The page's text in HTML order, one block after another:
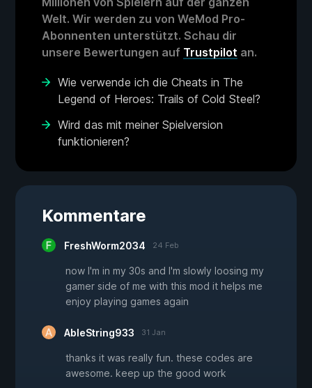
Welt. Wir werden zu von WeMod Pro-
Abonnenten unterstützt. Schau dir
unsere Bewertungen auf Trustpilot an.
Wie verwende ich die Cheats in The
Legend of Heroes: Trails of Cold Steel?
Wird das mit meiner Spielversion
funktionieren?
Kommentare
FreshWorm2034 24 Feb
now I'm in my 30s and I'm slowly loosing my
gamer side of me with this mod it helps me
enjoy playing games again
AbleString933 31 Jan
thanks it was really fun. these codes are
awesome. keep up the good work